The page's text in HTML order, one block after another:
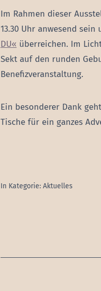
Im Rahmen dieser
13.30 Uhr anwesend
DU« überreichen. Im
Sekt auf den runden
Benefizveranstaltung.
Ein besonderer Dank
Tische für ein ganzes
In Kategorie: Aktuelles